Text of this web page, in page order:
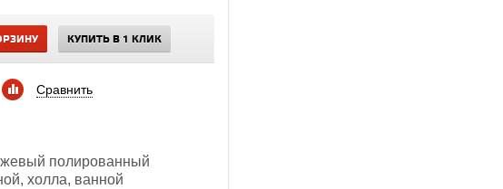
КУПИТЬ В 1 КЛИК
Сравнить
полированный
холла, ванной